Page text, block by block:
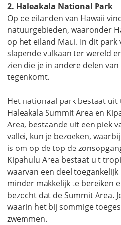
2. Haleakala National Park
Op de eilanden van Hawaii
natuurgebieden, waaronder
op het eiland Maui. In dit park
slapende vulkaan ter wereld
zien die je in andere delen
tegenkomt.
Het nationaal park bestaat uit
Haleakala Summit Area en
Area, bestaande uit een piek
vallei, kun je bezoeken,
is om op de top de
Kipahulu Area bestaat uit
waarvan een deel
minder makkelijk te bereiken
bezocht dat de Summit Area.
waarin het bij sommige
zwemmen.